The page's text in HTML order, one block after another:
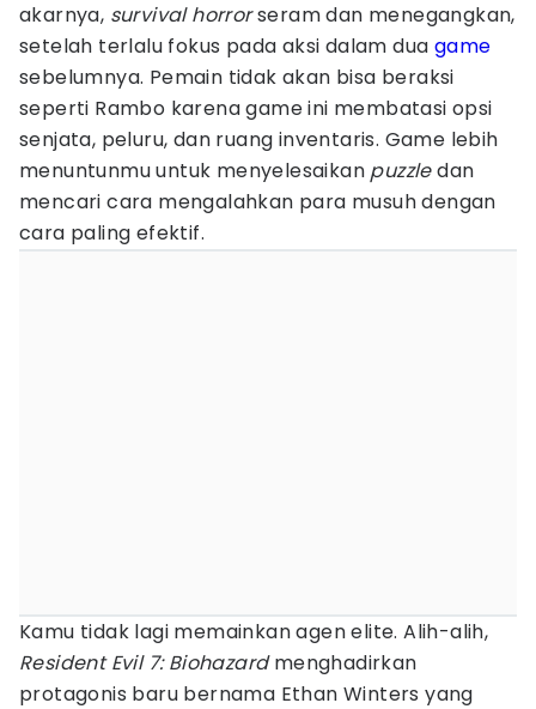
akarnya, survival horrorseram dan menegangkan,
setelah terlalu fokus pada aksi dalam dua game
sebelumnya. Pemain tidak akan bisa beraksi
seperti Rambo karena game ini membatasi opsi
senjata, peluru, dan ruang inventaris. Game lebih
menuntunmu untuk menyelesaikan puzzledan
mencari cara mengalahkan para musuh dengan
cara paling efektif.
Kamu tidak lagi memainkan agen elite. Alih-alih,
Resident Evil 7: Biohazardmenghadirkan
protagonis baru bernama Ethan Winters yang